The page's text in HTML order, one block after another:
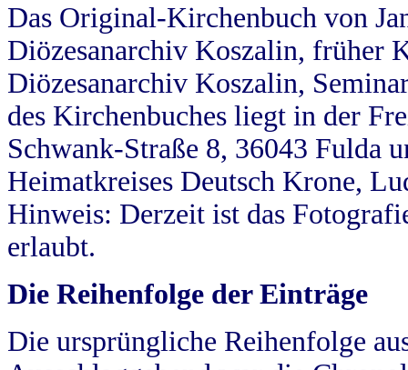
Das Original-Kirchenbuch von
Diözesanarchiv Koszalin, früher
Diözesanarchiv Koszalin,
des Kirchenbuches liegt in der
Schwank-Straße 8, 36043 Fulda
Heimatkreises Deutsch Krone,
Hinweis: Derzeit ist das
erlaubt.
Die Reihenfolge der Einträge
Die ursprüngliche Reihenfolge